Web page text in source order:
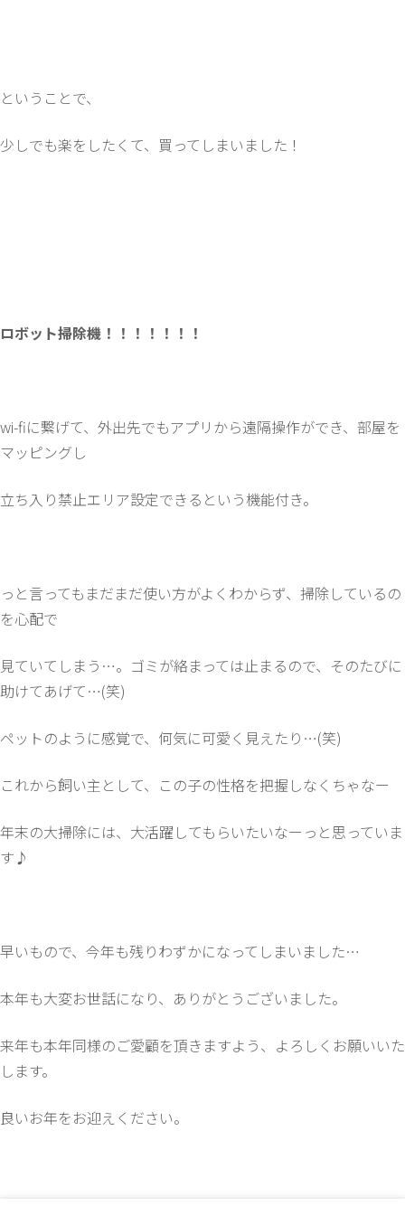
ということで、
少しでも楽をしたくて、買ってしまいました！
ロボット掃除機！！！！！！！
wi-fiに繋げて、外出先でもアプリから遠隔操作ができ、部屋を
マッピングし
立ち入り禁止エリア設定できるという機能付き。
っと言ってもまだまだ使い方がよくわからず、掃除しているの
を心配で
見ていてしまう…。ゴミが絡まっては止まるので、そのたびに
助けてあげて…(笑)
ペットのように感覚で、何気に可愛く見えたり…(笑)
これから飼い主として、この子の性格を把握しなくちゃなー
年末の大掃除には、大活躍してもらいたいなーっと思っていま
す♪
早いもので、今年も残りわずかになってしまいました…
本年も大変お世話になり、ありがとうございました。
来年も本年同様のご愛顧を頂きますよう、よろしくお願いいた
します。
良いお年をお迎えください。